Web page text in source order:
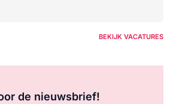
BEKIJK VACATURES
de nieuwsbrief!